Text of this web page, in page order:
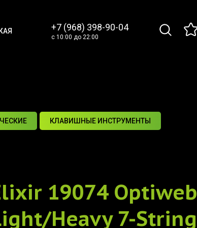
+7 (968) 398-90-04
с 10:00 до 22:00
КЛАВИШНЫЕ ИНСТРУМЕНТЫ
19074 Optiweb
Heavy 7-String